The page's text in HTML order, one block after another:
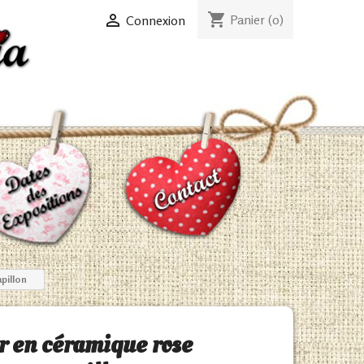
 Connexion shopping_cart Panier (0)
en céramique rose